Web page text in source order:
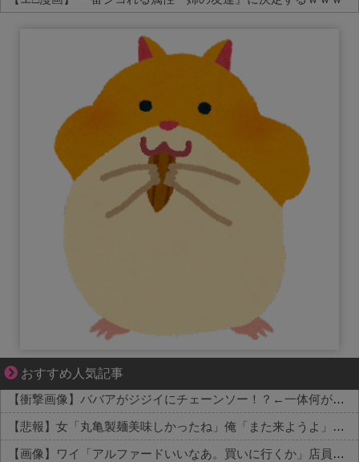
おすすめ人気記事
成長の先で気づいた想い、不器用な大人の恋
【衝撃画像】ババアがジジイにチェーンソー！？←一体何があったんやコレw w w w w w w w w
【悲報】女「丸亀製麺美味しかったね」俺「また来ようよ」店員「お会計2380円になりまーす」→その後『こう』なったんだが俺悪くないよな？？？？？？？？
【画像】ワイ「アルファードいいなあ。買いに行くか」店員「ほいっ見積もりな！」ワイ「金額おかしくね？」←お前らもそう思うよな？？？？？